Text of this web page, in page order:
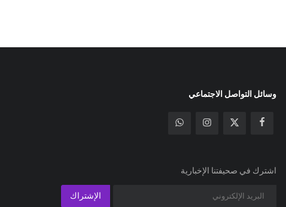
وسائل التواصل الاجتماعي
اشترك في صحيفتنا الإخبارية
الإشتراك